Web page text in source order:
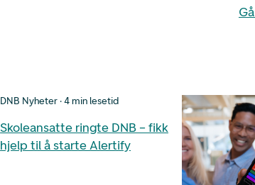
DNB Nyheter · 4 min lesetid
Skoleansatte ringte DNB – fikk
hjelp til å starte Alertify